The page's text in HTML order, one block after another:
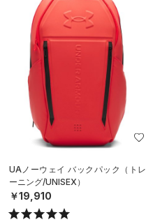
UAノーウェイ バックパック（トレ
ーニング/UNISEX）
￥19,910